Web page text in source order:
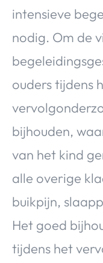
intensieve
nodig. Om de
ouders tijdens
bijhouden,
van het kind
alle overige
buikpijn,
Het goed
tijdens het